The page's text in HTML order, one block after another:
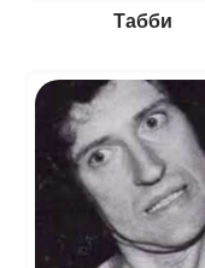
Табби